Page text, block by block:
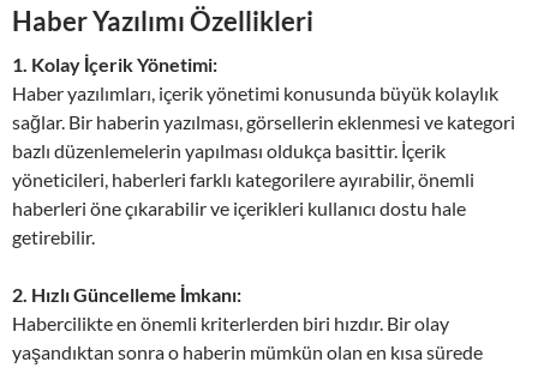
Haber Yazılımı Özellikleri
1. Kolay İçerik Yönetimi:
Haber yazılımları, içerik yönetimi konusunda büyük kolaylık
sağlar. Bir haberin yazılması, görsellerin eklenmesi ve kategori
bazlı düzenlemelerin yapılması oldukça basittir. İçerik
yöneticileri, haberleri farklı kategorilere ayırabilir, önemli
haberleri öne çıkarabilir ve içerikleri kullanıcı dostu hale
getirebilir.
2. Hızlı Güncelleme İmkanı:
Habercilikte en önemli kriterlerden biri hızdır. Bir olay
yaşandıktan sonra o haberin mümkün olan en kısa sürede